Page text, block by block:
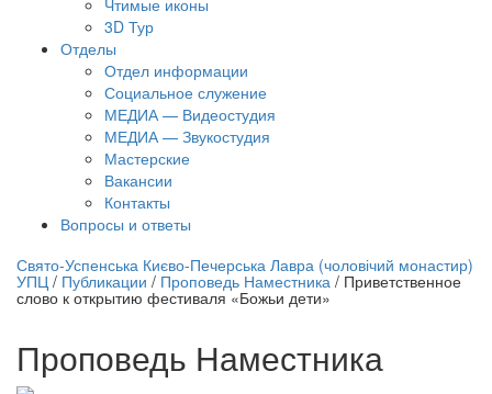
Чтимые иконы
3D Тур
Отделы
Отдел информации
Социальное служение
МЕДИА — Видеостудия
МЕДИА — Звукостудия
Мастерские
Вакансии
Контакты
Вопросы и ответы
трансляция | 12 сентября
трансляции
Свято-Успенська Києво-Печерська Лавра (чоловічий монастир)
УПЦ / Публикации / Проповедь Наместника / Приветственное
слово к открытию фестиваля «Божьи дети»
Проповедь Наместника